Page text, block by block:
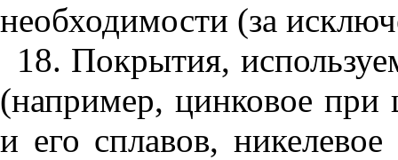
необходимости (за
18. Покрытия,
(например, цинковое при
и его сплавов,